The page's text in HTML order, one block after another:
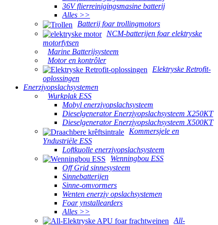
36V flierreinigingsmasine batterij
Alles >>
Batterij foar trollingmotors
NCM-batterijen foar elektryske
motorfytsen
Marine Batterijsysteem
Motor en kontrôler
Elektryske Retrofit-
oplossingen
Enerzjyopslachsystemen
Wurkplak ESS
Mobyl enerzjyopslachsysteem
Dieselgenerator Enerzjyopslachsysteem X250KT
Dieselgenerator Enerzjyopslachsysteem X500KT
Kommersjele en
Yndustriële ESS
Loftkuolle enerzjyopslachsysteem
Wenningbou ESS
Off Grid sinnesysteem
Sinnebatterijen
Sinne-omvormers
Wenten enerzjy opslachsystemen
Foar ynstallearders
Alles >>
All-